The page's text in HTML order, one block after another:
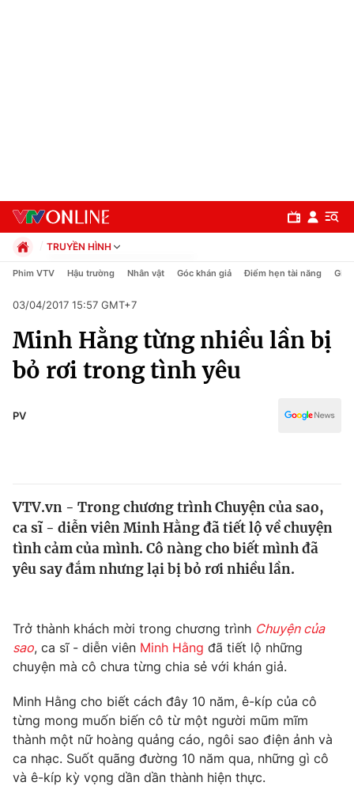
Chuyên mục
Chính trị
Thế giới
Tin tức
Câu chuyện quốc tế
Tài chính
Thị trường
Dữ liệu và đời sống
Phim VTV
Hậu trường
Nhân vật
Giải trí
Điện ảnh
Đời sống
TRUYỀN HÌNH
Chính trị
Pháp luật
Kinh tế
Thể thao
Truyền hình
Phim VTV Hậu trường Nhân vật Góc khán giả Điểm hẹn tài năng Giải
03/04/2017 15:57 GMT+7
Minh Hằng từng nhiều lần bị
bỏ rơi trong tình yêu
PV
VTV.vn - Trong chương trình Chuyện của sao,
ca sĩ - diễn viên Minh Hằng đã tiết lộ về chuyện
tình cảm của mình. Cô nàng cho biết mình đã
yêu say đắm nhưng lại bị bỏ rơi nhiều lần.
Trở thành khách mời trong chương trình Chuyện của
sao, ca sĩ - diễn viên Minh Hằng đã tiết lộ những
chuyện mà cô chưa từng chia sẻ với khán giả.
Minh Hằng cho biết cách đây 10 năm, ê-kíp của cô
từng mong muốn biến cô từ một người mũm mĩm
thành một nữ hoàng quảng cáo, ngôi sao điện ảnh và
ca nhạc. Suốt quãng đường 10 năm qua, những gì cô
và ê-kíp kỳ vọng dần dần thành hiện thực.